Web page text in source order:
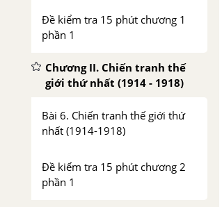
Đề kiểm tra 15 phút chương 1
phần 1
Chương II. Chiến tranh thế
giới thứ nhất (1914 - 1918)
Bài 6. Chiến tranh thế giới thứ
nhất (1914-1918)
Đề kiểm tra 15 phút chương 2
phần 1